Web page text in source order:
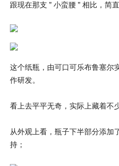
跟现在那支 ” 小蛮腰 ” 相比，简
这个纸瓶，由可口可乐布鲁塞尔
作研发。
看上去平平无奇，实际上藏着不
从外观上看，瓶子下半部分添加
持；